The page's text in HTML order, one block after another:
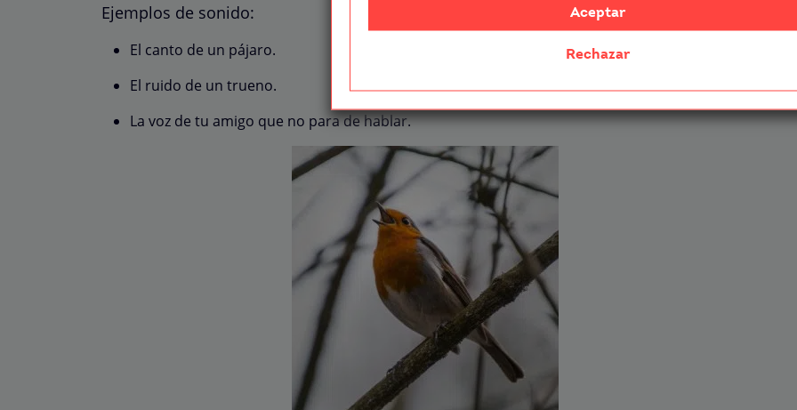
Ejemplos de sonido:
El canto de un pájaro.
El ruido de un trueno.
La voz de tu amigo que no para de hablar.
Aceptar
Rechazar